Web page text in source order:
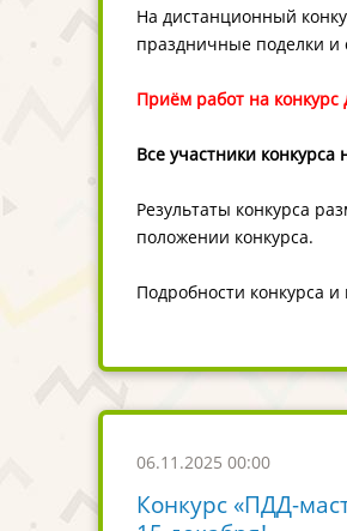
На дистанционный
праздничные поделки и
Приём работ на конкурс
Все участники
Результаты конкурса
положении конкурса.
Подробности конкурса
06.11.2025 00:00
Конкурс «ПДД-